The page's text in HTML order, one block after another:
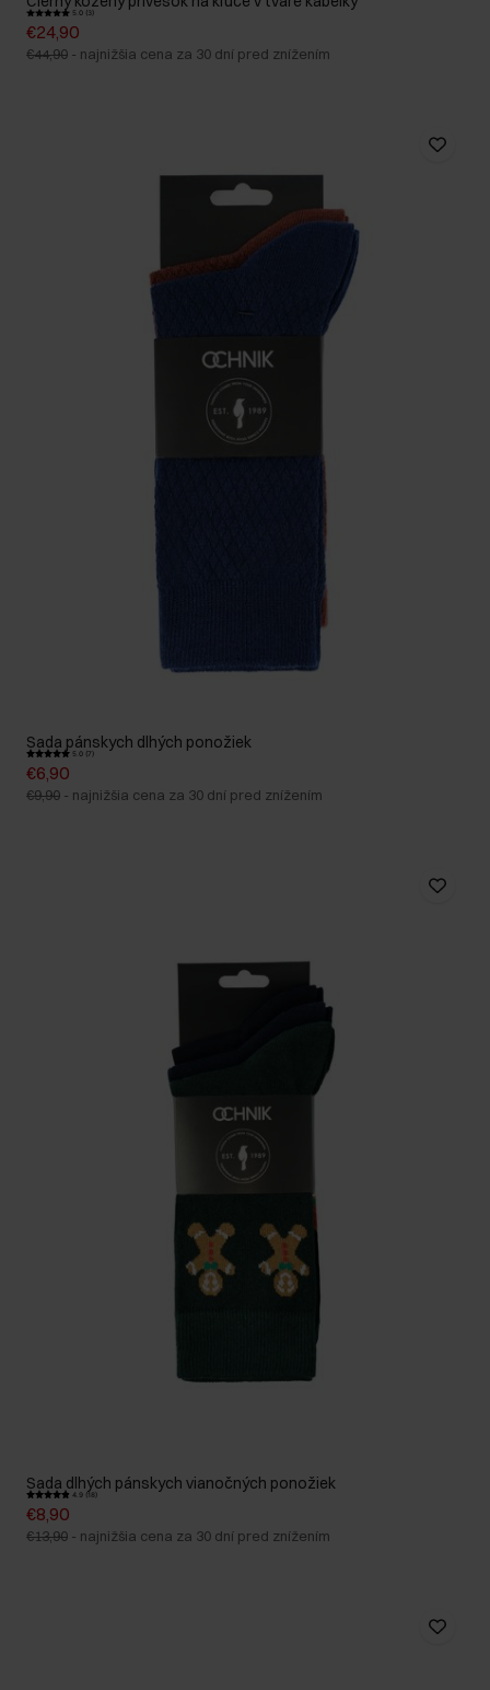
5.0 (3)
€24,90
€44,90 - najnižšia cena za 30 dní pred znížením
Sada pánskych dlhých ponožiek
5.0 (7)
€6,90
€9,90 - najnižšia cena za 30 dní pred znížením
Sada dlhých pánskych vianočných ponožiek
4.9 (18)
€8,90
€13,90 - najnižšia cena za 30 dní pred znížením